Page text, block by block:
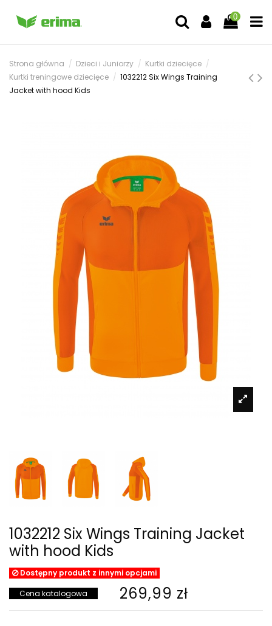
0
Strona główna Dzieci i Juniorzy
Kurtki dziecięce
Kurtki treningowe dziecięce
1032212 Six Wings Training
Jacket with hood Kids
1032212 Six Wings Training Jacket
with hood Kids
Dostępny produkt z innymi opcjami
Cena katalogowa 269,99 zł